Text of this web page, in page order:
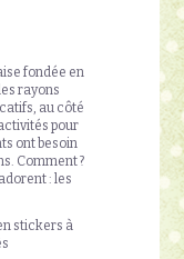
fondée en
rayons
au côté
pour
ont besoin
Comment ?
: les
stickers à